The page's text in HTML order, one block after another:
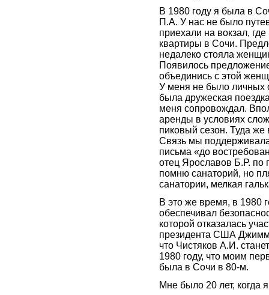
В 1980 году я была в
П.А. У нас не было
приехали на вокзал,
квартиры в Сочи.
недалеко стояла
Появилось
объединись с этой
У меня не было личных
была дружеская
меня сопровождал.
аренды в условиях
пиковый сезон. Туда
Связь мы
письма «до
отец Ярославов Б.Р. по
помню санаторий, но
санатории, мелкая
В это же время, в 1980
обеспечивал
которой отказалась
президента США
что Чистяков А.И.
1980 году, что моим
была в Сочи в 80-м.
Мне было 20 лет, когда